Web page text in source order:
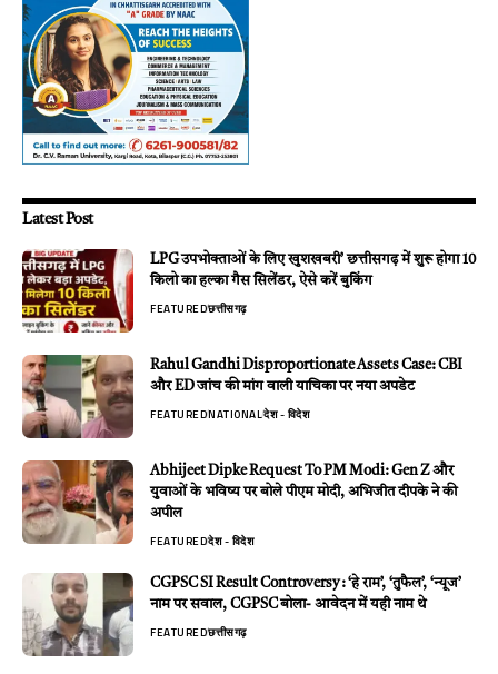
Latest Post
LPG उपभोक्ताओं के लिए खुशखबरी’ छत्तीसगढ़ में शुरू होगा 10
किलो का हल्का गैस सिलेंडर, ऐसे करें बुकिंग
FEATUREDछत्तीसगढ़
Rahul Gandhi Disproportionate Assets Case: CBI
और ED जांच की मांग वाली याचिका पर नया अपडेट
FEATUREDNATIONALदेश - विदेश
Abhijeet Dipke Request To PM Modi: Gen Z और
युवाओं के भविष्य पर बोले पीएम मोदी, अभिजीत दीपके ने की
अपील
FEATUREDदेश - विदेश
CGPSC SI Result Controversy : ‘हे राम’, ‘तुफैल’, ‘न्यूज’
नाम पर सवाल, CGPSC बोला- आवेदन में यही नाम थे
FEATUREDछत्तीसगढ़